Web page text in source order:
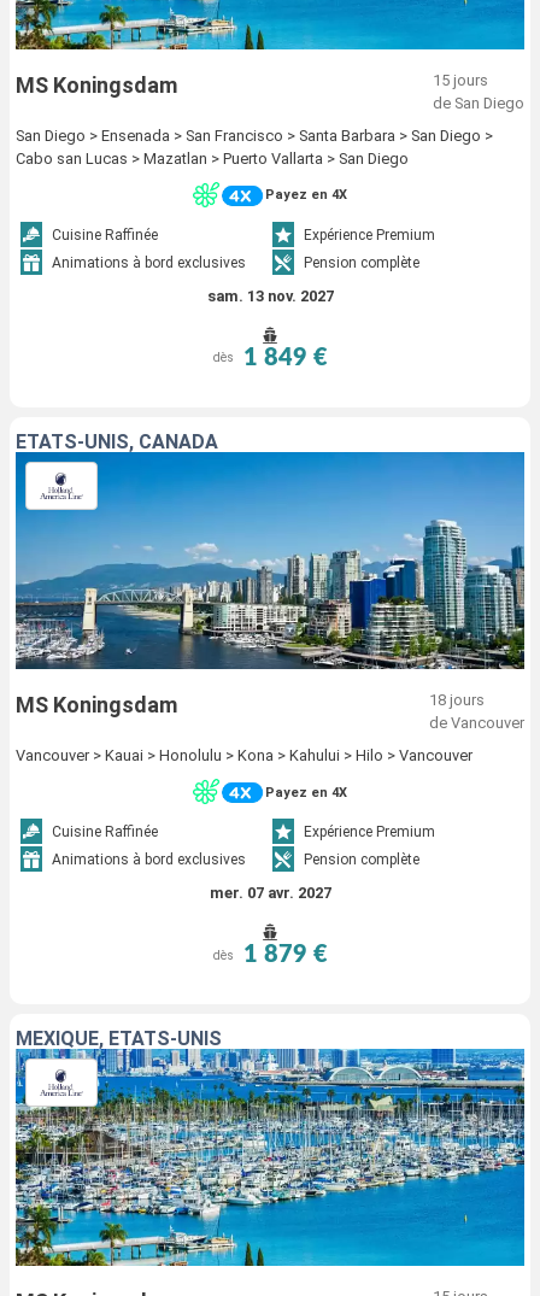
MS Koningsdam
15 jours
de San Diego
San Diego > Ensenada > San Francisco > Santa Barbara > San Diego >
Cabo san Lucas > Mazatlan > Puerto Vallarta > San Diego
Payez en 4X
Cuisine Raffinée
Expérience Premium
Animations à bord exclusives
Pension complète
sam. 13 nov. 2027
dès 1 849 €
ÉTATS-UNIS, CANADA
MS Koningsdam
18 jours
de Vancouver
Vancouver > Kauai > Honolulu > Kona > Kahului > Hilo > Vancouver
Payez en 4X
Cuisine Raffinée
Expérience Premium
Animations à bord exclusives
Pension complète
mer. 07 avr. 2027
dès 1 879 €
MEXIQUE, ÉTATS-UNIS